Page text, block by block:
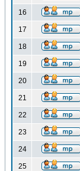
16
17
18
19
20
21
22
23
24
25